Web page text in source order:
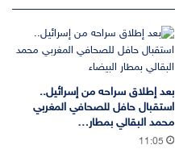
بعد إطلاق سراحه من إسرائيل..
استقبال حافل للصحافي المغربي
محمد البقالي بمطار…
11:05